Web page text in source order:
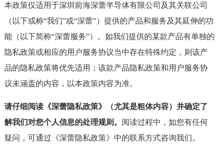
本政策仅适用于深圳前海深蕾半导体有限公司及其关联公司
（以下或称“我们”或“深蕾”）提供的产品和服务及其延伸的功
能（以下简称“深蕾服务”）。如我们提供的某款产品有单独的
隐私政策或相应的用户服务协议当中存在特殊约定，则该产
品的隐私政策将优先适用；该款产品隐私政策和用户服务协
议未涵盖的内容，以本政策内容为准。
请仔细阅读《深蕾隐私政策》（尤其是粗体内容）并确定了
解我们对您个人信息的处理规则。 阅读过程中，如您有任何
疑问，可通过《深蕾隐私政策》中的联系方式咨询我们。